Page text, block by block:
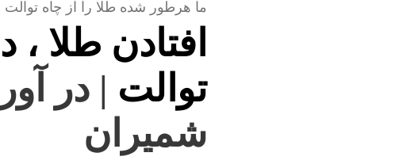
ما هرطور شده طلا را از چاه
افتادن طلا
توالت | در
شمیران